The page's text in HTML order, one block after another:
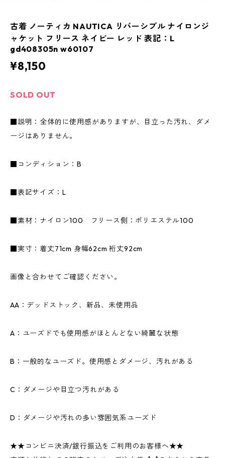
古着 ノーティカ NAUTICA リバーシブル ナイロンジ
ャケット フリース ネイビー レッド 表記：L
gd408305n w60107
¥8,150
SOLD OUT
■説明：全体的に使用感がありますが、目立った汚れ、ダメ
ージはありません。
■コンディション：B
■表記サイズ：L
■素材：ナイロン100 フリース側：ポリエステル100
■実寸：着丈71cm 身幅62cm 裄丈92cm
画像と合わせてご確認ください。
AA：デッドストック、新品、未使用品
A：ユーズドでも使用感がほとんどない綺麗な状態
B：一般的なユーズド。使用感とダメージ、汚れがある
C：ダメージや目立つ汚れがある
D：ダメージや汚れの多い雰囲気系ユーズド
★★コンビニ決済/銀行振込をご利用のお客様へ★★